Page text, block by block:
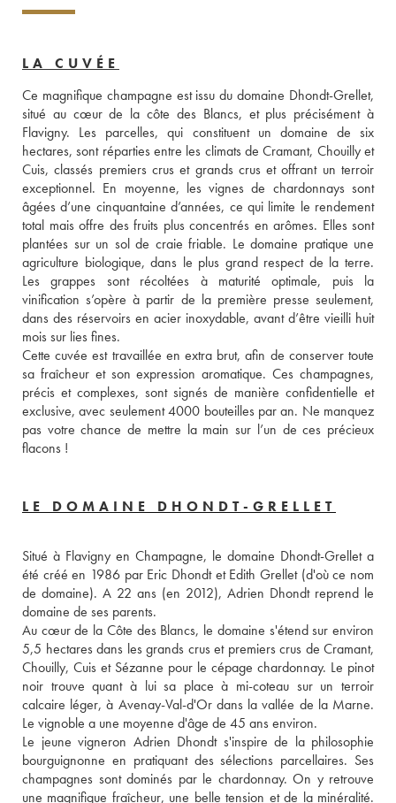
LA CUVÉE
Ce magnifique champagne est issu du domaine Dhondt-Grellet,
situé au cœur de la côte des Blancs, et plus précisément à
Flavigny. Les parcelles, qui constituent un domaine de six
hectares, sont réparties entre les climats de Cramant, Chouilly et
Cuis, classés premiers crus et grands crus et offrant un terroir
exceptionnel. En moyenne, les vignes de chardonnays sont
âgées d’une cinquantaine d’années, ce qui limite le rendement
total mais offre des fruits plus concentrés en arômes. Elles sont
plantées sur un sol de craie friable. Le domaine pratique une
agriculture biologique, dans le plus grand respect de la terre.
Les grappes sont récoltées à maturité optimale, puis la
vinification s’opère à partir de la première presse seulement,
dans des réservoirs en acier inoxydable, avant d’être vieilli huit
mois sur lies fines.
Cette cuvée est travaillée en extra brut, afin de conserver toute
sa fraîcheur et son expression aromatique. Ces champagnes,
précis et complexes, sont signés de manière confidentielle et
exclusive, avec seulement 4000 bouteilles par an. Ne manquez
pas votre chance de mettre la main sur l’un de ces précieux
flacons !
LE DOMAINE DHONDT-GRELLET
Situé à Flavigny en Champagne, le domaine Dhondt-Grellet a
été créé en 1986 par Eric Dhondt et Edith Grellet (d'où ce nom
de domaine). A 22 ans (en 2012), Adrien Dhondt reprend le
domaine de ses parents.
Au cœur de la Côte des Blancs, le domaine s'étend sur environ
5,5 hectares dans les grands crus et premiers crus de Cramant,
Chouilly, Cuis et Sézanne pour le cépage chardonnay. Le pinot
noir trouve quant à lui sa place à mi-coteau sur un terroir
calcaire léger, à Avenay-Val-d'Or dans la vallée de la Marne.
Le vignoble a une moyenne d'âge de 45 ans environ.
Le jeune vigneron Adrien Dhondt s'inspire de la philosophie
bourguignonne en pratiquant des sélections parcellaires. Ses
champagnes sont dominés par le chardonnay. On y retrouve
une magnifique fraîcheur, une belle tension et de la minéralité.